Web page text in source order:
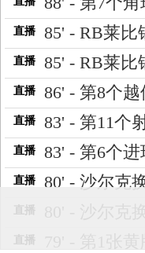
直播 85' - RB莱
直播 85' - RB莱比
直播 86' - 第8个
直播 83' - 第11个
直播 83' - 第6个
直播 80' - 沙尔克
直播 80' - 沙尔克
直播